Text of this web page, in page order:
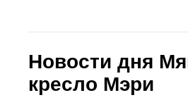
Новости дня
кресло Мэри